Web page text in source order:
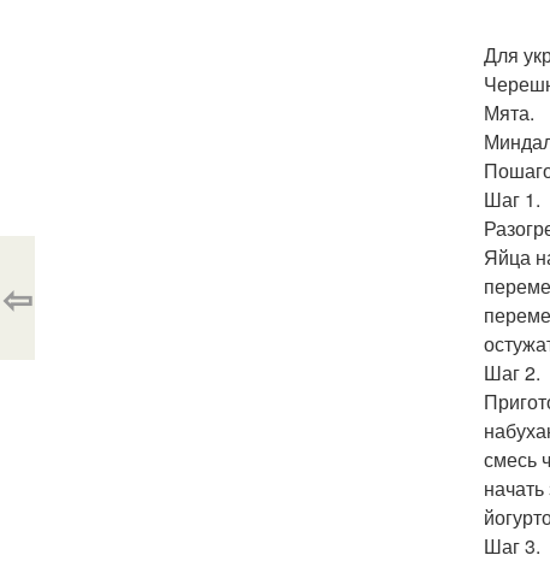
Для
Мята.
Шаг 1.
Яйца
Шаг 2.
смесь
Шаг 3.
⇦